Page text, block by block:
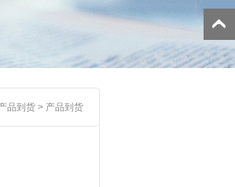
品到货 > 产品到货